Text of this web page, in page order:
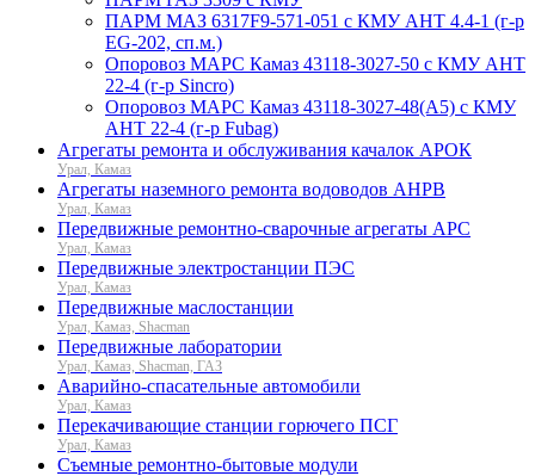
ПАРМ МАЗ 6317F9-571-051 с КМУ АНТ 4.4-1 (г-р
EG-202, сп.м.)
Опоровоз МАРС Камаз 43118-3027-50 с КМУ АНТ
22-4 (г-р Sincro)
Опоровоз МАРС Камаз 43118-3027-48(A5) с КМУ
АНТ 22-4 (г-р Fubag)
Агрегаты ремонта и обслуживания качалок АРОК
Урал, Камаз
Агрегаты наземного ремонта водоводов АНРВ
Урал, Камаз
Передвижные ремонтно-сварочные агрегаты АРС
Урал, Камаз
Передвижные электростанции ПЭС
Урал, Камаз
Передвижные маслостанции
Урал, Камаз, Shacman
Передвижные лаборатории
Урал, Камаз, Shacman, ГАЗ
Аварийно-спасательные автомобили
Урал, Камаз
Перекачивающие станции горючего ПСГ
Урал, Камаз
Съемные ремонтно-бытовые модули